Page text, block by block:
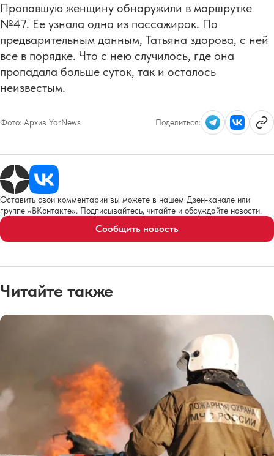
Пропавшую женщину обнаружили в маршрутке
№47. Ее узнала одна из пассажирок. По
предварительным данным, Татьяна здорова, с ней
все в порядке. Что с нею случилось, где она
пропадала больше суток, так и осталось
неизвестым.
Фото: Архив YarNews Поделиться:
Оставить свои комментарии вы можете в нашем Дзен-канале или
группе «ВКонтакте». Подписывайтесь, читайте и обсуждайте новости.
Сообщить новость
Читайте также